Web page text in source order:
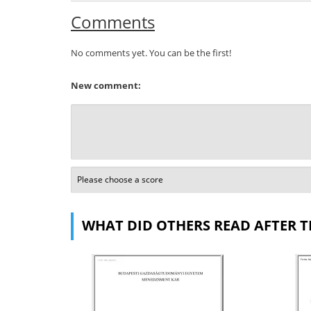
Comments
No comments yet. You can be the first!
New comment:
WHAT DID OTHERS READ AFTER